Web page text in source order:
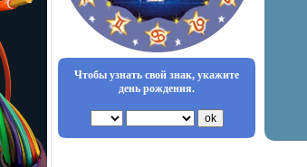
Чтобы узнать свой знак, укажите
день рождения.